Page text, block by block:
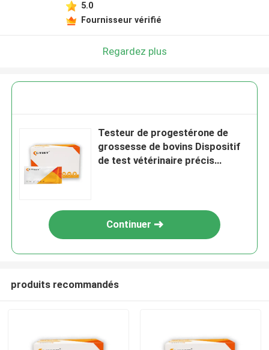
5.0
Fournisseur vérifié
Regardez plus
Testeur de progestérone de
grossesse de bovins Dispositif
de test vétérinaire précis
Continuer
produits recommandés